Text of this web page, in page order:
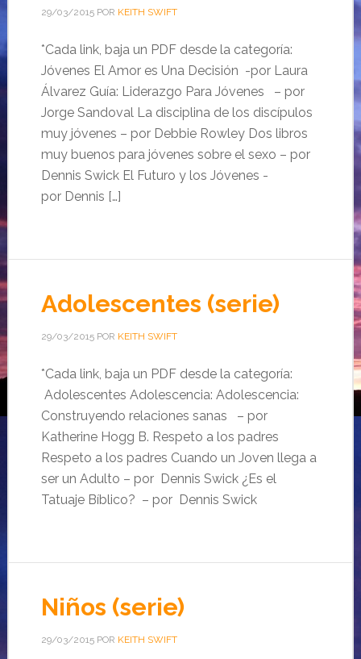
29/03/2015POR KEITH SWIFT
*Cada link, baja un PDF desde la categoría:
Jóvenes El Amor es Una Decisión -por Laura
Álvarez Guía: Liderazgo Para Jóvenes – por
Jorge Sandoval La disciplina de los discípulos
muy jóvenes – por Debbie Rowley Dos libros
muy buenos para jóvenes sobre el sexo – por
Dennis Swick El Futuro y los Jóvenes -
por Dennis […]
Adolescentes (serie)
29/03/2015POR KEITH SWIFT
*Cada link, baja un PDF desde la categoría:
Adolescentes Adolescencia: Adolescencia:
Construyendo relaciones sanas – por
Katherine Hogg B. Respeto a los padres
Respeto a los padres Cuando un Joven llega a
ser un Adulto – por Dennis Swick ¿Es el
Tatuaje Bíblico? – por Dennis Swick
Niños (serie)
29/03/2015POR KEITH SWIFT